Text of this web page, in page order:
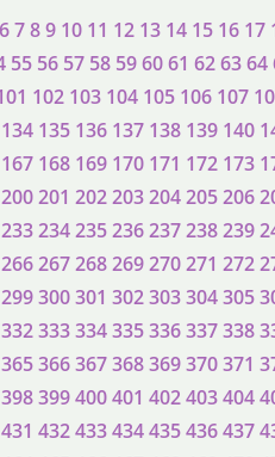
6789 10 11 12 13 14 15 16 17
55 56 57 58 596061 626364
102 103 104 105 106 107
134 135 136 137 138 139 140
167 168 169 170 171 172 173
200201 202203204205206
233234235236237238239
266267268269270271 272
299300301 302303304305
332333334335336337338
365366367368369370371
398399400401 402403404
431 432433434435436437